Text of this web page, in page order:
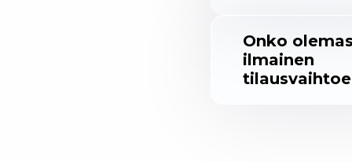
Onko
ilmainen